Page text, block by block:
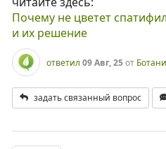
Почему не цветет
и их решение
ответил 09 Авг, 25от
задать связанный вопрос